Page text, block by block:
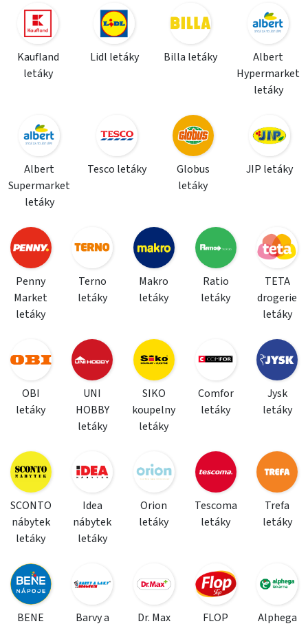
Kaufland
letáky
Lidl letáky Billa letáky
Albert
Hypermarket
letáky
Albert
Supermarket
letáky
Tesco letáky
Globus
letáky
JIP letáky
Penny
Market
letáky
Terno
letáky
Makro
letáky
Ratio
letáky
TETA
drogerie
letáky
OBI
letáky
UNI
HOBBY
letáky
SIKO
koupelny
letáky
Comfor
letáky
Jysk
letáky
SCONTO
nábytek
letáky
Idea
nábytek
letáky
Orion
letáky
Tescoma
letáky
Trefa
letáky
BENE
Barvy a
Dr. Max
FLOP
Alphega